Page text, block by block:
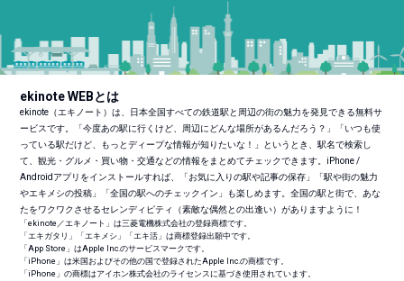
ekinote WEBとは
ekinote（エキノート）は、日本全国すべての鉄道駅と周辺の街の魅力を発見できる無料サ
ービスです。「今度あの駅に行くけど、周辺にどんな場所があるんだろう？」「いつも使
っている駅だけど、もっとディープな情報が知りたいな！」というとき、駅名で検索し
て、観光・グルメ・買い物・交通などの情報をまとめてチェックできます。iPhone /
Androidアプリをインストールすれば、「お気に入りの駅や記事の保存」「駅や街の魅力
やエキメシの投稿」「全国の駅へのチェックイン」も楽しめます。全国の駅と街で、あな
たをワクワクさせるセレンディピティ（素敵な偶然との出逢い）がありますように！
「ekinote／エキノート」は三菱電機株式会社の登録商標です。
「エキガタリ」「エキメシ」「エキ活」は商標登録出願中です。
「App Store」はApple Inc.のサービスマークです。
「iPhone」は米国およびその他の国で登録されたApple Inc.の商標です。
「iPhone」の商標はアイホン株式会社のライセンスに基づき使用されています。